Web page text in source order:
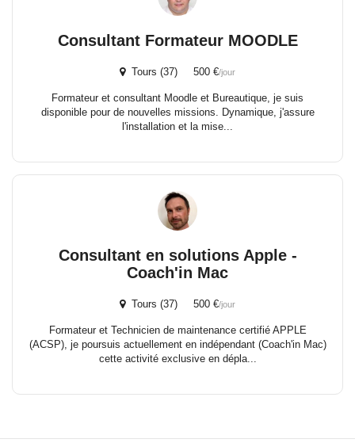
Consultant Formateur MOODLE
Tours (37) 500 €/jour
Formateur et consultant Moodle et Bureautique, je suis
disponible pour de nouvelles missions. Dynamique, j'assure
l'installation et la mise...
Consultant en solutions Apple -
Coach'in Mac
Tours (37) 500 €/jour
Formateur et Technicien de maintenance certifié APPLE
(ACSP), je poursuis actuellement en indépendant (Coach'in Mac)
cette activité exclusive en dépla...